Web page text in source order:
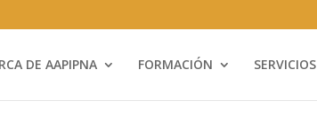
DE AAPIPNA FORMACIÓN SERVICIOS